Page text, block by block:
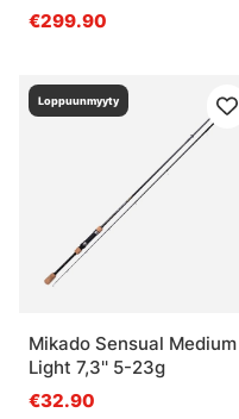
€299.90
Loppuunmyyty
Mikado Sensual Medium
Light 7,3'' 5-23g
€32.90